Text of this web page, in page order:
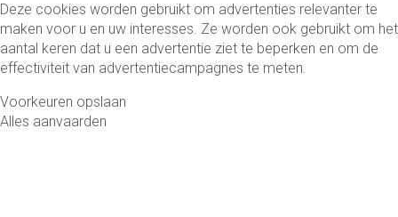
Deze cookies worden gebruikt om advertenties relevanter te
maken voor u en uw interesses. Ze worden ook gebruikt om het
aantal keren dat u een advertentie ziet te beperken en om de
effectiviteit van advertentiecampagnes te meten.
Voorkeuren opslaan
Alles aanvaarden